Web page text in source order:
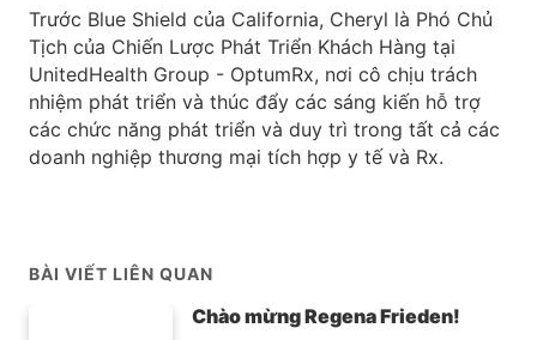
Trước Blue Shield của California, Cheryl là Phó Chủ
Tịch của Chiến Lược Phát Triển Khách Hàng tại
UnitedHealth Group - OptumRx, nơi cô chịu trách
nhiệm phát triển và thúc đẩy các sáng kiến hỗ trợ
các chức năng phát triển và duy trì trong tất cả các
doanh nghiệp thương mại tích hợp y tế và Rx.
BÀI VIẾT LIÊN QUAN
Chào mừng Regena Frieden!